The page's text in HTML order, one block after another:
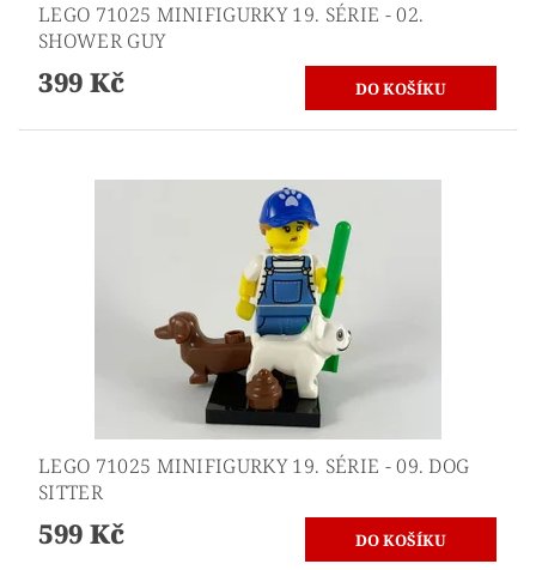
LEGO 71025 MINIFIGURKY 19. SÉRIE - 02.
SHOWER GUY
399 Kč
LEGO 71025 MINIFIGURKY 19. SÉRIE - 09. DOG
SITTER
599 Kč